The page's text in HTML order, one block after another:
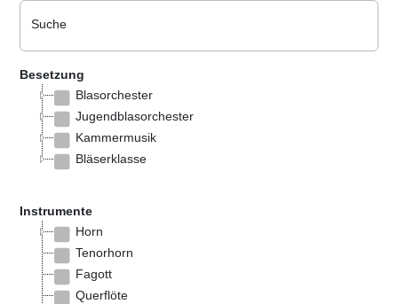
Suche
Besetzung
Blasorchester
Jugendblasorchester
Kammermusik
Bläserklasse
Instrumente
Horn
Tenorhorn
Fagott
Querflöte